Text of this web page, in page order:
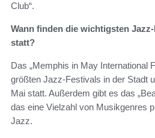
Club“.
Wann finden die wichtigsten
statt?
Das „Memphis in May International
größten Jazz-Festivals in der Stadt
Mai statt. Außerdem gibt es das
das eine Vielzahl von Musikgenres
Jazz.